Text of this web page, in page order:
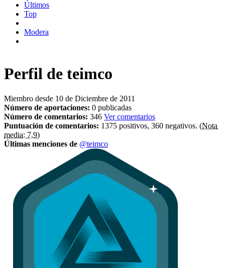
Últimos
Top
Modera
Perfil de teimco
Miembro desde 10 de Diciembre de 2011
Número de aportaciones: 0 publicadas
Número de comentarios: 346 Ver comentarios
Puntuación de comentarios: 1375 positivos, 360 negativos. (Nota
media: 7,9)
Últimas menciones de @teimco